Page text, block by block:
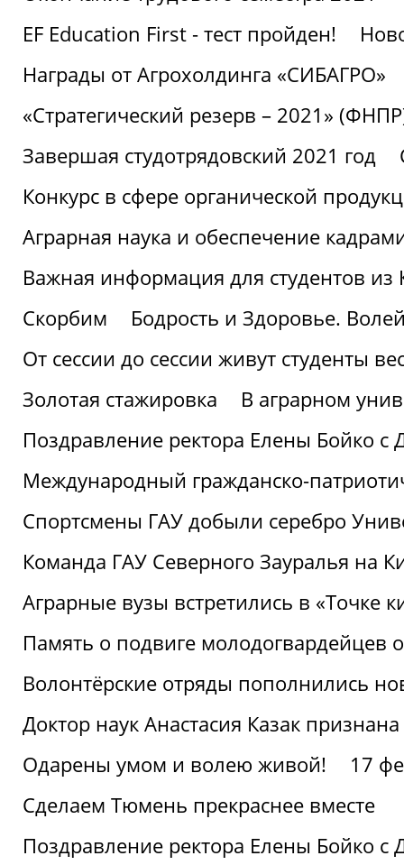
EF Education First - тест пройден!
Награды от Агрохолдинга «СИБАГРО»
«Стратегический резерв – 2021»
Завершая студотрядовский 2021 год
Конкурс в сфере органической
Аграрная наука и обеспечение
Важная информация для студентов из
Скорбим
Бодрость и Здоровье.
От сессии до сессии живут студенты
Золотая стажировка
В аграрном
Поздравление ректора Елены Бойко с
Международный гражданско-
Спортсмены ГАУ добыли серебро
Команда ГАУ Северного Зауралья на
Аграрные вузы встретились в «Точке
Память о подвиге молодогвардейцев
Волонтёрские отряды пополнились
Доктор наук Анастасия Казак
Одарены умом и волею живой!
17
Сделаем Тюмень прекраснее вместе
Поздравление ректора Елены Бойко с